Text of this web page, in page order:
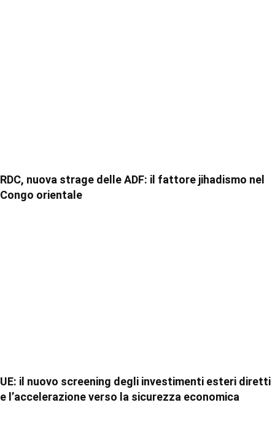
RDC, nuova strage delle ADF: il fattore jihadismo nel
Congo orientale
UE: il nuovo screening degli investimenti esteri diretti
e l’accelerazione verso la sicurezza economica